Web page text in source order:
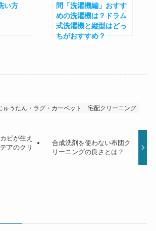
い方
問「洗濯機編」おすす
めの洗濯機は？ドラム
式洗濯機と縦型はどっ
ちがおすすめ？
ゅうたん・ラグ・カーペット 宅配クリーニング
ビが生え
アのクリ
合成洗剤を使わない布団ク
リーニングの良さとは？